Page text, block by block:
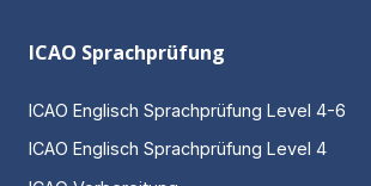
ICAO Sprachprüfung
ICAO Englisch Sprachprüfung Level 4-6
ICAO Englisch Sprachprüfung Level 4